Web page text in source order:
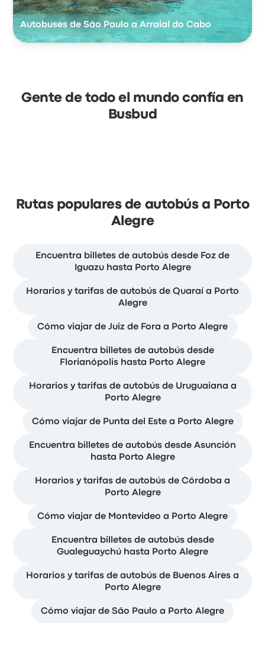
Autobuses de São Paulo a Arraial do Cabo
Gente de todo el mundo confía en
Busbud
Rutas populares de autobús a Porto
Alegre
Encuentra billetes de autobús desde Foz de
Iguazu hasta Porto Alegre
Horarios y tarifas de autobús de Quaraí a Porto
Alegre
Cómo viajar de Juiz de Fora a Porto Alegre
Encuentra billetes de autobús desde
Florianópolis hasta Porto Alegre
Horarios y tarifas de autobús de Uruguaiana a
Porto Alegre
Cómo viajar de Punta del Este a Porto Alegre
Encuentra billetes de autobús desde Asunción
hasta Porto Alegre
Horarios y tarifas de autobús de Córdoba a
Porto Alegre
Cómo viajar de Montevideo a Porto Alegre
Encuentra billetes de autobús desde
Gualeguaychú hasta Porto Alegre
Horarios y tarifas de autobús de Buenos Aires a
Porto Alegre
Cómo viajar de São Paulo a Porto Alegre